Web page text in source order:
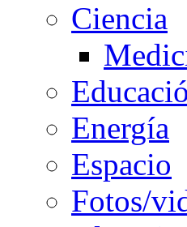
Ciencia
Energía
Espacio
Fotos/